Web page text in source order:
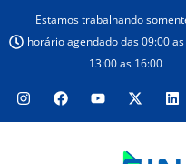
Estamos trabalhando
horário agendado das 09:00
13:00 as 16:00